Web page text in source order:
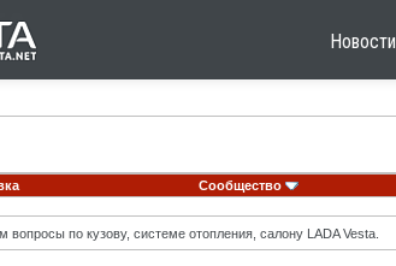
Новости
Сообщество
вопросы по кузову, системе отопления, салону LADA Vesta.